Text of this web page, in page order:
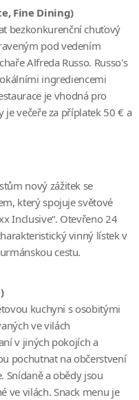
Fine Dining)
bezkonkurenční chuťový
pod vedením
Alfreda Russo. Russo's
ingrediencemi
je vhodná pro
je večeře za příplatek 50 € a
nový zážitek se
který spojuje světové
Inclusive“. Otevřeno 24
vinný lístek v
cestu.
kuchyni s osobitými
ve vilách
v jiných pokojích a
pochutnat na občerstvení
Snídaně a obědy jsou
ve vilách. Snack menu je